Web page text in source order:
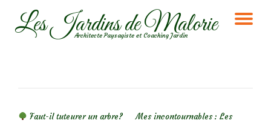
AllerLes Jardins de Malorie
Architecte Paysagiste et Coaching Jardin
Faut-il tuteurer un arbre?
Mes incontournables : Les